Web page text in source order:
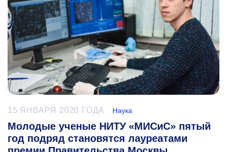
15 ЯНВАРЯ 2020 ГОДА Наука
Молодые ученые НИТУ «МИСиС» пятый
год подряд становятся лауреатами